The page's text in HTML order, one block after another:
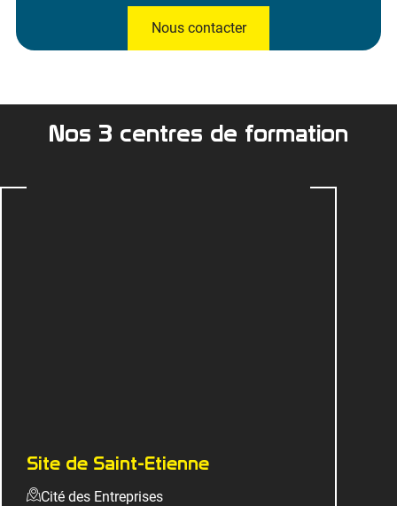
Nous contacter
Nos 3 centres de formation
Site de Saint-Etienne
Cité des Entreprises